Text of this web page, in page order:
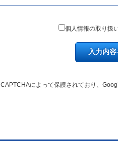
個人情報の取り扱
入力内
によって保護されており、